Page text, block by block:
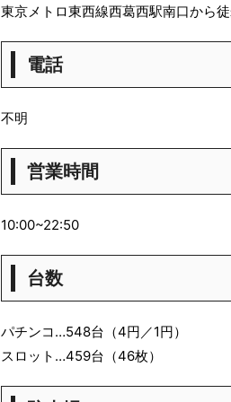
東京メトロ東西線西葛西駅南口から
電話
不明
営業時間
10:00~22:50
台数
パチンコ…548台（4円／1円）
スロット…459台（46枚）